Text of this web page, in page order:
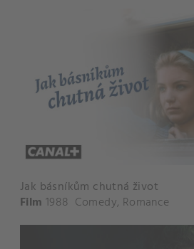
Jak básníkům chutná život
Film 1988 Comedy, Romance